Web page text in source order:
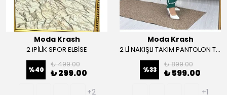
Moda Krash
2 iPİLİK SPOR ELBİSE
%40
₺ 499.00
₺ 299.00
+2
Moda Krash
2 Lİ NAKIŞLI TAKIM PANTOLON TUNİK
%33
₺ 899.00
₺ 599.00
+1